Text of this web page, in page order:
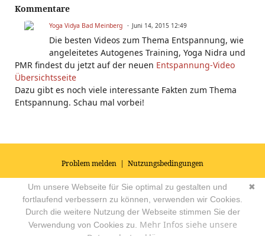
Kommentare
Yoga Vidya Bad Meinberg Juni 14, 2015 12:49
Die besten Videos zum Thema Entspannung, wie
angeleitetes Autogenes Training, Yoga Nidra und
PMR findest du jetzt auf der neuen Entspannung-Video
Übersichtsseite
Dazu gibt es noch viele interessante Fakten zum Thema
Entspannung. Schau mal vorbei!
Problem melden | Nutzungsbedingungen
© 2026Impressum|Datenschutz|AGB's| Yoga Vidya Community -
Forum für Yoga, Meditation und Ayurveda Powered by
✖
Um unsere Webseite für Sie optimal zu gestalten und
fortlaufend verbessern zu können, verwenden wir Cookies.
Durch die weitere Nutzung der Webseite stimmen Sie der
Verwendung von Cookies zu. Mehr Infos siehe unsere